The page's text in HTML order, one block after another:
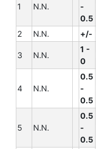
1 N.N.
-
0.5
2 N.N. +/-
3 N.N.
1 -
0
4 N.N.
0.5
-
0.5
5 N.N.
0.5
-
0.5